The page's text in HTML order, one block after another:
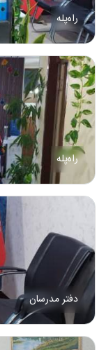
راه‌پله
راه‌پله
دفتر مدرسان